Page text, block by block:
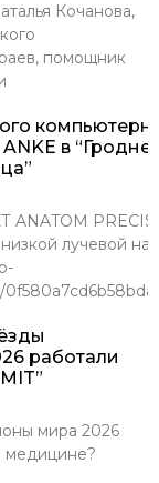
Кочанова,
помощник
в
ANATOM
лучевой
работали
мира 2026
медицине?